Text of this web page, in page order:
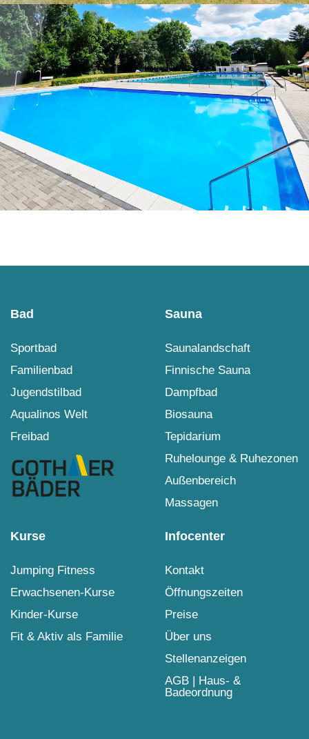
Bad
Sportbad
Familienbad
Jugendstilbad
Aqualinos Welt
Freibad
Sauna
Saunalandschaft
Finnische Sauna
Dampfbad
Biosauna
Tepidarium
Ruhelounge & Ruhezonen
Außenbereich
Massagen
Kurse
Jumping Fitness
Erwachsenen-Kurse
Kinder-Kurse
Fit & Aktiv als Familie
Infocenter
Kontakt
Öffnungszeiten
Preise
Über uns
Stellenanzeigen
AGB | Haus- &
Badeordnung